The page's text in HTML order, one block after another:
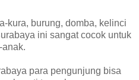
kura, burung, domba, kelinci
ini sangat cocok untuk
anak.
para pengunjung bisa